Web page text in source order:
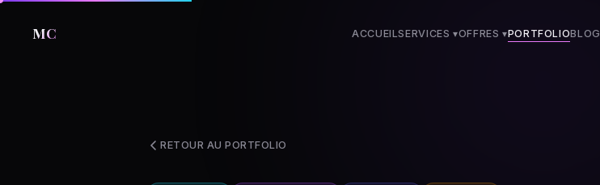
MC ACCUEILSERVICES ▾OFFRES▾PORTFOLIOBLOG
RETOUR AU PORTFOLIO